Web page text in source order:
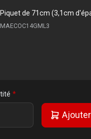
Piquet de 71cm (3,1cm
MAECOC14GML3